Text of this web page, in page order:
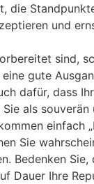
die
und
sind,
gute
dafür, dass
als
einfach
Sie
Bedenken
Dauer Ihre